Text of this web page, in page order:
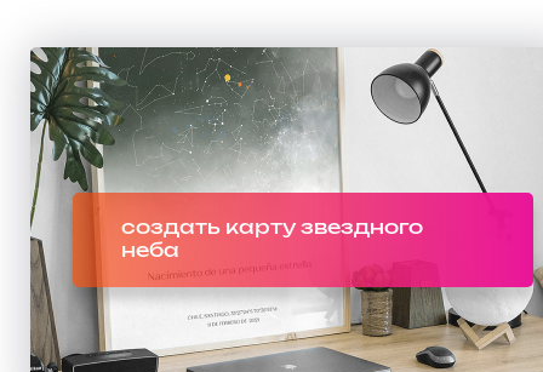
создать карту звездного
неба